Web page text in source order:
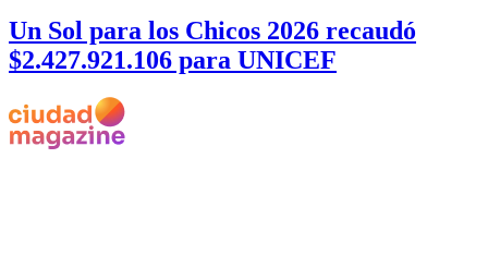
Un Sol para los Chicos 2026 recaudó
$2.427.921.106 para UNICEF